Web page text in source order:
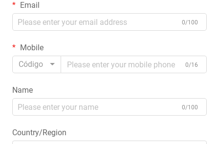
Email
0/100
Mobile
Código
0/16
Name
0/100
Country/Region